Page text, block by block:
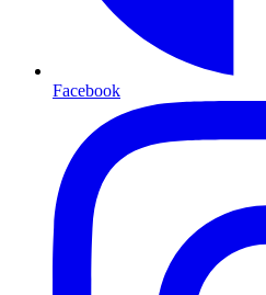
Facebook